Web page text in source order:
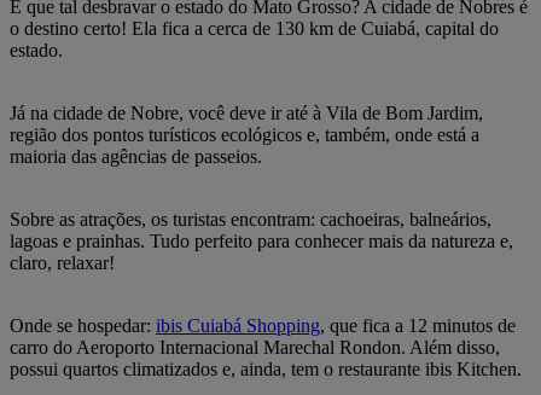
E que tal desbravar o estado do Mato Grosso? A cidade de Nobres é
o destino certo! Ela fica a cerca de 130 km de Cuiabá, capital do
estado.
Já na cidade de Nobre, você deve ir até à Vila de Bom Jardim,
região dos pontos turísticos ecológicos e, também, onde está a
maioria das agências de passeios.
Sobre as atrações, os turistas encontram: cachoeiras, balneários,
lagoas e prainhas. Tudo perfeito para conhecer mais da natureza e,
claro, relaxar!
Onde se hospedar: ibis Cuiabá Shopping, que fica a 12 minutos de
carro do Aeroporto Internacional Marechal Rondon. Além disso,
possui quartos climatizados e, ainda, tem o restaurante ibis Kitchen.